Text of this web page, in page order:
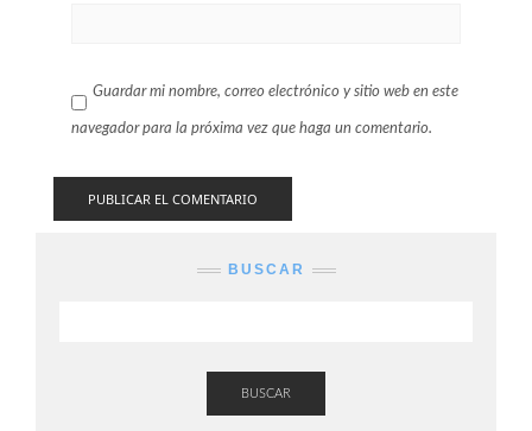
Guardar mi nombre, correo electrónico y sitio web en este
navegador para la próxima vez que haga un comentario.
BUSCAR
BUSCAR